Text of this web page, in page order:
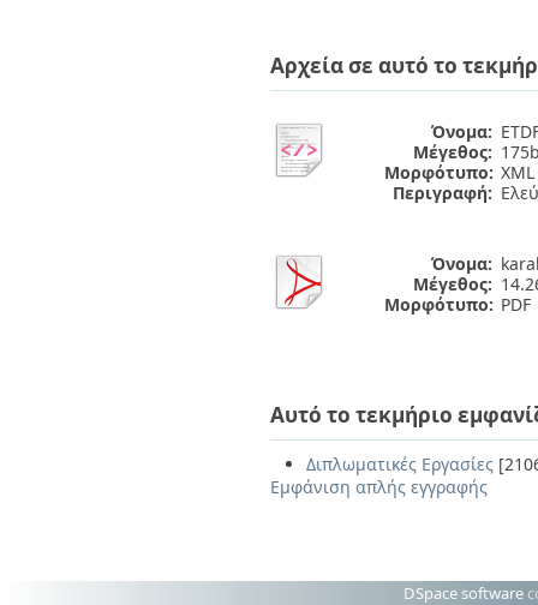
Αρχεία σε αυτό το
Όνομα:
Μέγεθος:
Μορφότυπο: XML
Περιγραφή:
Όνομα:
Μέγεθος:
Μορφότυπο: PDF
Αυτό το τεκμήριο
Διπλωματικές Εργασίες
Εμφάνιση απλής εγγραφής
DSpace software